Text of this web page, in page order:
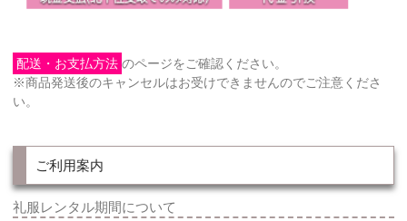
配送・お支払方法 のページをご確認ください。
※商品発送後のキャンセルはお受けできませんのでご注意くださ
い。
ご利用案内
礼服レンタル期間について